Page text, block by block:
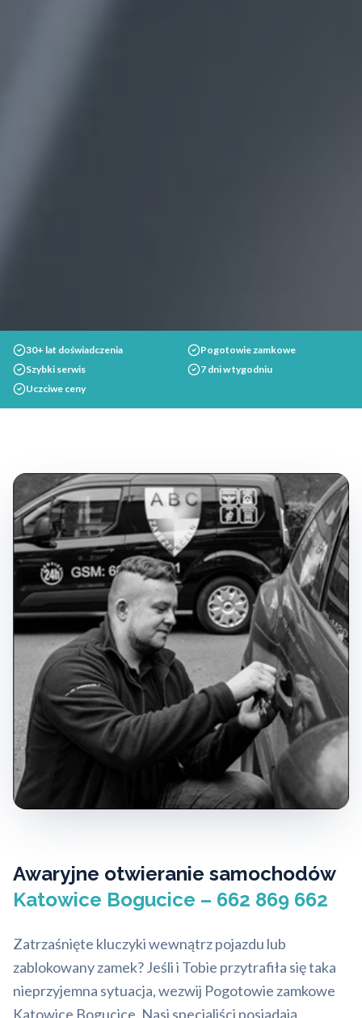
30+ lat doświadczenia
Pogotowie zamkowe
Szybki serwis
7 dni w tygodniu
Uczciwe ceny
Awaryjne otwieranie samochodów
Katowice Bogucice – 662 869 662
Zatrzaśnięte kluczyki wewnątrz pojazdu lub
zablokowany zamek? Jeśli i Tobie przytrafiła się taka
nieprzyjemna sytuacja, wezwij Pogotowie zamkowe
Katowice Bogucice. Nasi specjaliści posiadają